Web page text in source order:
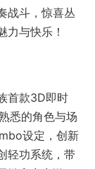
的逼真虚拟世
茫的西海昆仑
战、团队至上
索！